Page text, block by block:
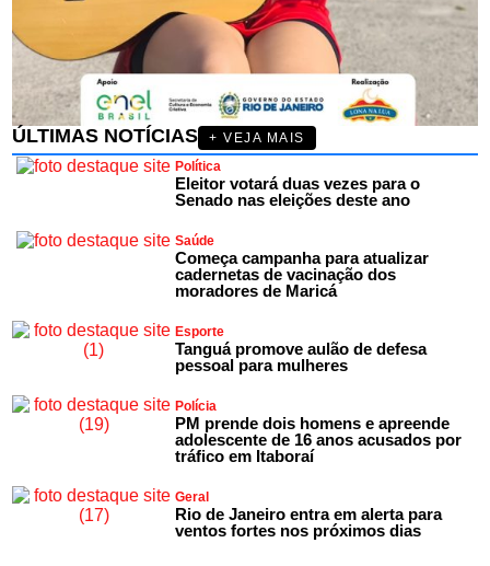
ÚLTIMAS NOTÍCIAS
+ VEJA MAIS
Política
Eleitor votará duas vezes para o
Senado nas eleições deste ano
Saúde
Começa campanha para atualizar
cadernetas de vacinação dos
moradores de Maricá
Esporte
Tanguá promove aulão de defesa
pessoal para mulheres
Polícia
PM prende dois homens e apreende
adolescente de 16 anos acusados por
tráfico em Itaboraí
Geral
Rio de Janeiro entra em alerta para
ventos fortes nos próximos dias